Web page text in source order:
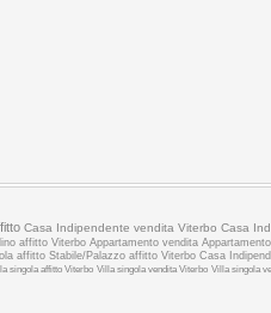
Casa Indipendente vendita Viterbo Casa
affitto Viterbo Appartamento vendita
affitto Stabile/Palazzo affitto Viterbo Casa
singola affitto Viterbo Villa singola vendita Viterbo Villa singola